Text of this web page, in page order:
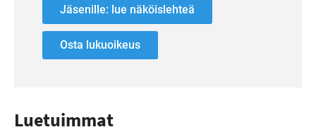
Jäsenille: lue näköislehteä
Osta lukuoikeus
Luetuimmat